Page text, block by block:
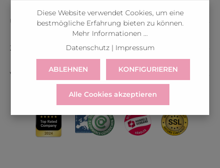
ÜBER ALINA
ZAHLUNGSARTEN
VERSANDARTEN
Diese Website verwendet Cookies, um eine
bestmögliche Erfahrung bieten zu können.
Mehr Informationen ...
Datenschutz| Impressum
ABLEHNEN KONFIGURIEREN
Alle Cookies akzeptieren